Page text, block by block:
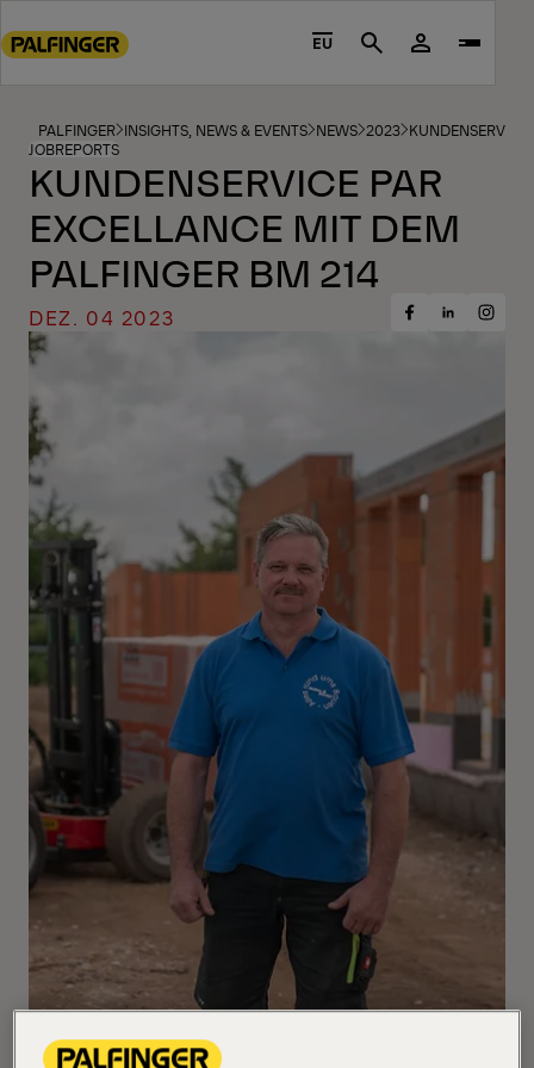
to
footer
content
EU Search
PALFINGER INSIGHTS, NEWS & EVENTS NEWS 2023
JOBREPORTS
KUNDENSERVICE PAR
EXCELLANCE MIT DEM
PALFINGER BM 214
DEZ. 04 2023
ShareShareShare
Der boxmontierte Mitnahmestapler von PALFINGER